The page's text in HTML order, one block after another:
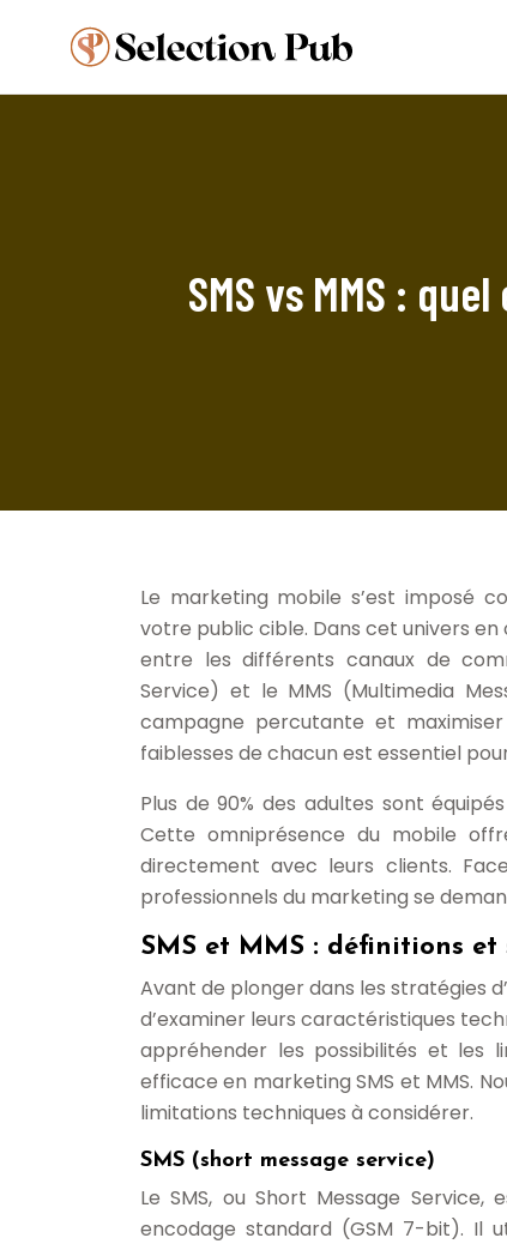
SMS vs MMS :
Le marketing mobile s’est imposé
votre public cible. Dans cet univers
entre les différents canaux de
Service) et le MMS (Multimedia
campagne percutante et
faiblesses de chacun est essentiel
Plus de 90% des adultes sont
Cette omniprésence du mobile
directement avec leurs clients.
professionnels du marketing se
SMS et MMS : définitions
Avant de plonger dans les stratégies
d’examiner leurs caractéristiques
appréhender les possibilités et les
efficace en marketing SMS et MMS.
limitations techniques à considérer.
SMS (short message service)
Le SMS, ou Short Message
encodage standard (GSM 7-bit). Il